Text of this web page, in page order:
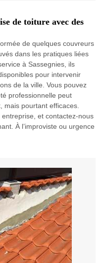
de toiture avec des
de quelques couvreurs
dans les pratiques liées
à Sassegnies, ils
pour intervenir
de la ville. Vous pouvez
professionnelle peut
mais pourtant efficaces.
et contactez-nous
À l’improviste ou urgence